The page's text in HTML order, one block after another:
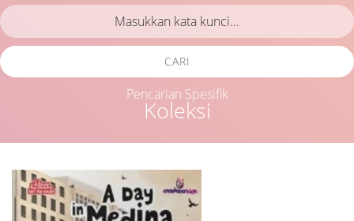
Koleksi
CARI
Pencarian Spesifik